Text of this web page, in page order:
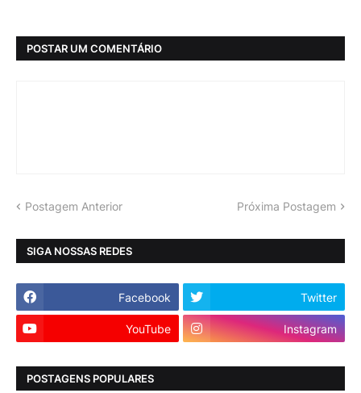
POSTAR UM COMENTÁRIO
Postagem Anterior Próxima Postagem
SIGA NOSSAS REDES
Facebook Twitter
YouTube Instagram
POSTAGENS POPULARES